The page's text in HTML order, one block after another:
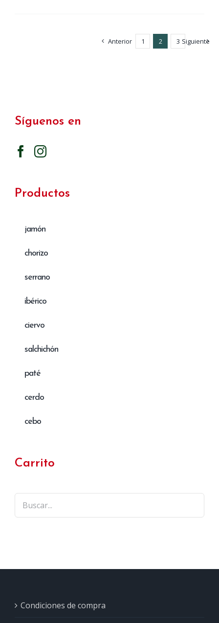
Anterior 1 2 3 Siguiente
Síguenos en
Productos
jamón
chorizo
serrano
ibérico
ciervo
salchichón
paté
cerdo
cebo
Carrito
Condiciones de compra